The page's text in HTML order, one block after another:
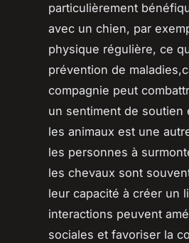
particulièrement
avec un chien, par
physique régulière, ce
prévention de
compagnie peut
un sentiment de
les animaux est une
les personnes à
les chevaux sont
leur capacité à créer un
interactions peuvent
sociales et favoriser la